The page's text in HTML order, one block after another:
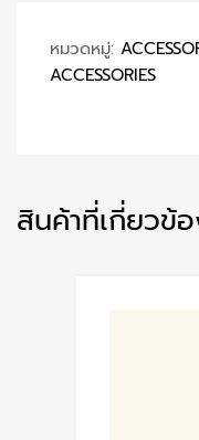
หมวดหมู่:
ACCESSORIES
สินค้าที่เกี่ยวข้